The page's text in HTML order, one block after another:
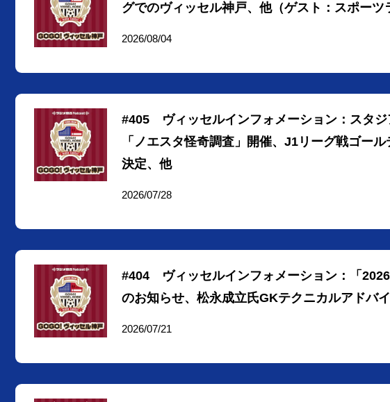
グでのヴィッセル神戸、他（ゲスト：スポー
2026/08/04
#405 ヴィッセルインフォメーション：スタジ
「ノエスタ怪奇調査」開催、J1リーグ戦ゴー
決定、他
2026/07/28
#404 ヴィッセルインフォメーション：「
のお知らせ、松永成立氏GKテクニカルアドバ
2026/07/21